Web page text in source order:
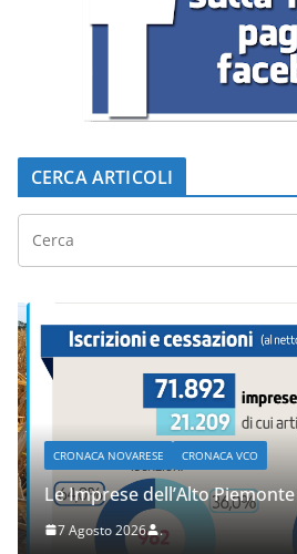
CERCA ARTICOLI
CRONACA NOVARESE CRONACA VCO
Le Imprese dell’Alto Piemonte
7 Agosto 2026 .